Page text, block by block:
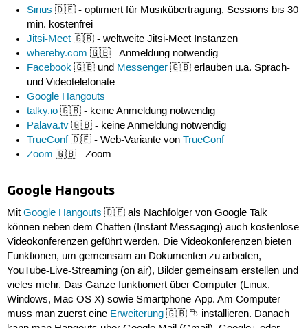
Sirius 🇩🇪 - optimiert für Musikübertragung, Sessions bis 30
min. kostenfrei
Jitsi-Meet 🇬🇧 - weltweite Jitsi-Meet Instanzen
whereby.com 🇬🇧 - Anmeldung notwendig
Facebook 🇬🇧 und Messenger 🇬🇧 erlauben u.a. Sprach-
und Videotelefonate
Google Hangouts
talky.io 🇬🇧 - keine Anmeldung notwendig
Palava.tv 🇬🇧 - keine Anmeldung notwendig
TrueConf🇩🇪 - Web-Variante vonTrueConf
Zoom 🇬🇧 - Zoom
Google Hangouts
Mit Google Hangouts 🇩🇪 als Nachfolger von Google Talk
können neben dem Chatten (Instant Messaging) auch kostenlose
Videokonferenzen geführt werden. Die Videokonferenzen bieten
Funktionen, um gemeinsam an Dokumenten zu arbeiten,
YouTube-Live-Streaming (on air), Bilder gemeinsam erstellen und
vieles mehr. Das Ganze funktioniert über Computer (Linux,
Windows, Mac OS X) sowie Smartphone-App. Am Computer
muss man zuerst eine Erweiterung🇬🇧 ⮷ installieren. Danach